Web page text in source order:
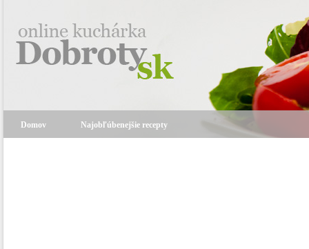
Domov Najobľúbenejšie recepty